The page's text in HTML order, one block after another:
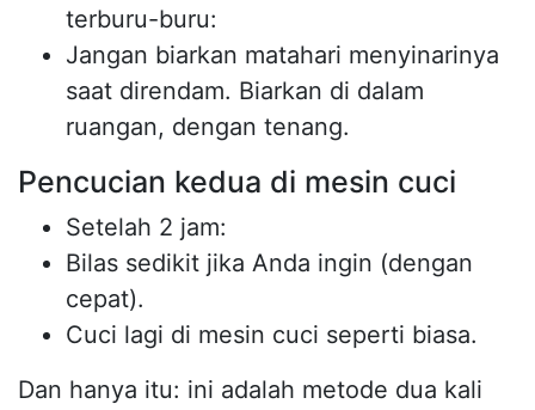
terburu-buru:
Jangan biarkan matahari menyinarinya
saat direndam. Biarkan di dalam
ruangan, dengan tenang.
Pencucian kedua di mesin cuci
Setelah 2 jam:
Bilas sedikit jika Anda ingin (dengan
cepat).
Cuci lagi di mesin cuci seperti biasa.
Dan hanya itu: ini adalah metode dua kali